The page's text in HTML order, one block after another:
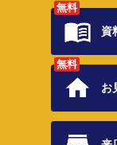
無料
資
無料
お